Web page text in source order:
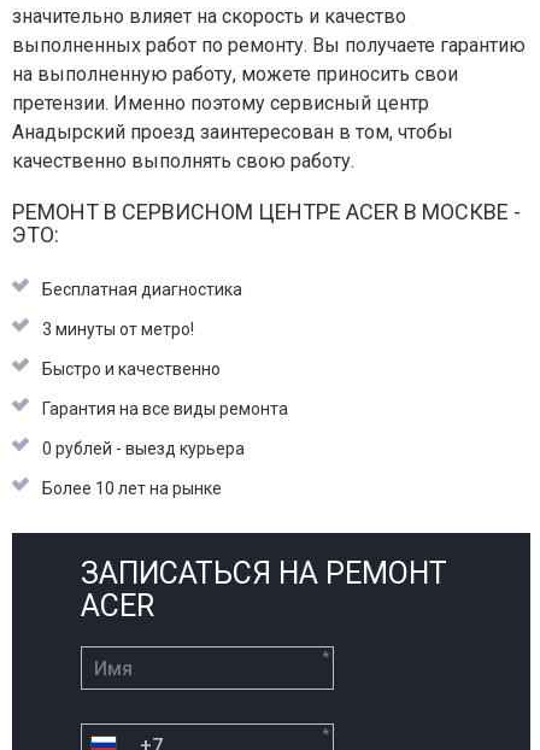
значительно влияет на скорость и качество
выполненных работ по ремонту. Вы получаете гарантию
на выполненную работу, можете приносить свои
претензии. Именно поэтому сервисный центр
Анадырский проезд заинтересован в том, чтобы
качественно выполнять свою работу.
РЕМОНТ В СЕРВИСНОМ ЦЕНТРЕ ACER В МОСКВЕ -
ЭТО:
Бесплатная диагностика
3 минуты от метро!
Быстро и качественно
Гарантия на все виды ремонта
0 рублей - выезд курьера
Более 10 лет на рынке
ЗАПИСАТЬСЯ НА РЕМОНТ
ACER
*
*